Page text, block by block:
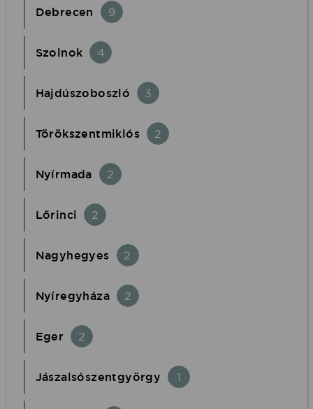
Debrecen 9
Szolnok 4
Hajdúszoboszló 3
Törökszentmiklós 2
Nyírmada 2
Lőrinci 2
Nagyhegyes 2
Nyíregyháza 2
Eger 2
Jászalsószentgyörgy 1